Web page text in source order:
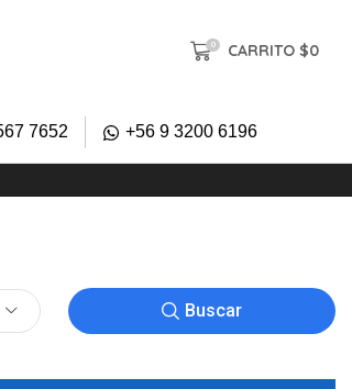
0 CARRITO $0
7652 +56 9 3200 6196
Buscar